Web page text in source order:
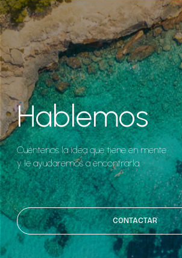
Hablemos
Cuéntenos la idea que tiene en mente
y le ayudaremos a encontrarla.
CONTACTAR